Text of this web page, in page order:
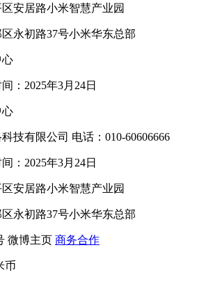
安居路小米智慧产业园
永初路37号小米华东总部
心
：2025年3月24日
心
技有限公司 电话：010-60606666
：2025年3月24日
安居路小米智慧产业园
永初路37号小米华东总部
微博主页 商务合作
币